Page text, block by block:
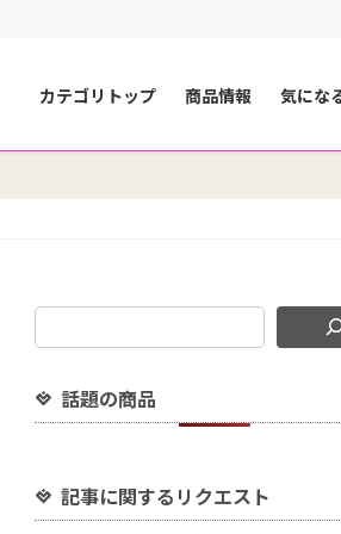
カテゴリトップ 商品情報 気にな
話題の商品
記事に関するリクエスト